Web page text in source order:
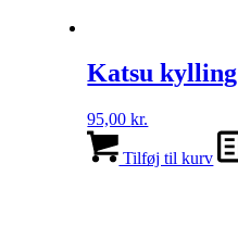
Katsu kylling
95,00kr.
Tilføj til kurv